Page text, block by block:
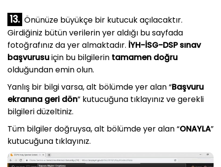
13. Önünüze büyükçe bir kutucuk açılacaktır.
Girdiğiniz bütün verilerin yer aldığı bu sayfada
fotoğrafınız da yer almaktadır. İYH-İSG-DSP sınav
başvurusuiçin bu bilgilerin tamamen doğru
olduğundan emin olun.
Yanlış bir bilgi varsa, alt bölümde yer alan “Başvuru
ekranına geri dön” kutucuğuna tıklayınız ve gerekli
bilgileri düzeltiniz.
Tüm bilgiler doğruysa, alt bölümde yer alan “ONAYLA”
kutucuğuna tıklayınız.